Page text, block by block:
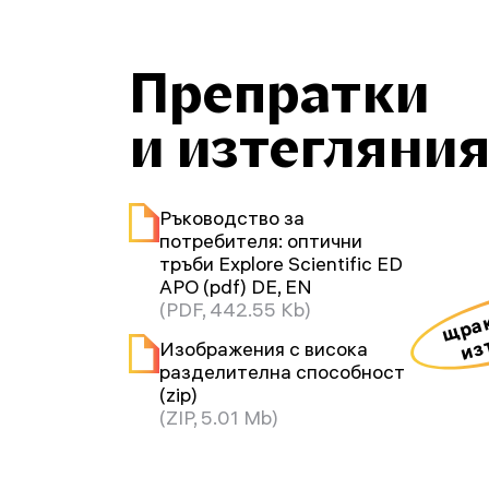
Препратки
и изтегляния
Ръководство за
потребителя: оптични
тръби Explore Scientific ED
APO (pdf) DE, EN
(PDF, 442.55 Kb)
Изображения с висока
разделителна способност
(zip)
(ZIP, 5.01 Mb)